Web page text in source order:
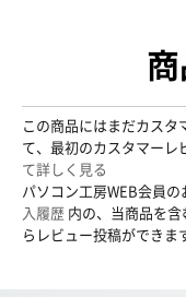
この商品にはまだカス
て、最初のカスタマーレ
て詳しく見る
パソコン工房WEB会員
入履歴 内の、当商品を
らレビュー投稿ができま